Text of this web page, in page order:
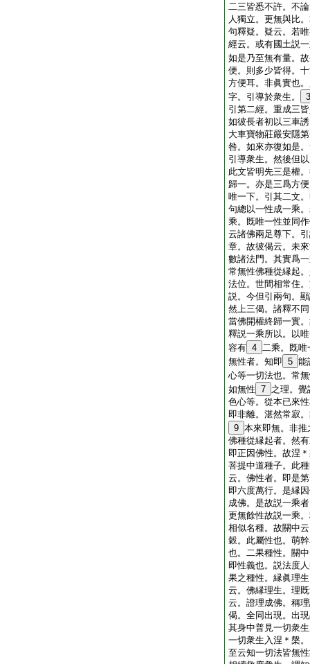
二三皆悉不許。不
人獨立。更無與比
句釋疑。疑云。若
經云。或有國土説
如是乃至無有量。
便。則多少皆得。
方便耳。非眞實也
字。引導於衆生。
3
引第二經。重成三
如彼長者初以三車
大車寶物莊嚴安隱
咎。如來亦復如是
引導衆生。然後但
此文皆明先三是權
歸一。亦是三爲方
唯一下。引其二文
句總以一性成一乘
乘。既唯一性並同
云諸佛兩足尊下。
章。故彼偈云。未
數諸法門。其實爲
常無性佛種從縁起
法位。世間相常住
説。今但引兩句。
然上三偈。諸釋不
當佛開權終歸一實
釋説一乘所以。以
容有 4 二乘。既唯
無性者。知即 5 能
心等一切法也。常
如無性 7 之理。覺
色心等。從本已來
即非離。湛然常寂
9 本來即無。非
佛種從縁起者。然
即正因佛性。故涅
菩提中道種子。此
云。佛性者。即是
即六度萬行。是縁
成佛。是故説一乘
更無餘性故説一乘
相似名種。故關中
穀。此屬性也。萌
也。二果種性。關
即性義也。説法度
果之種性。縁眞理
云。佛縁理生。理
云。證理成佛。稱
偈。全同出現。出
其身中普見一切衆
一切衆生入涅＊槃
至云知一切法皆無